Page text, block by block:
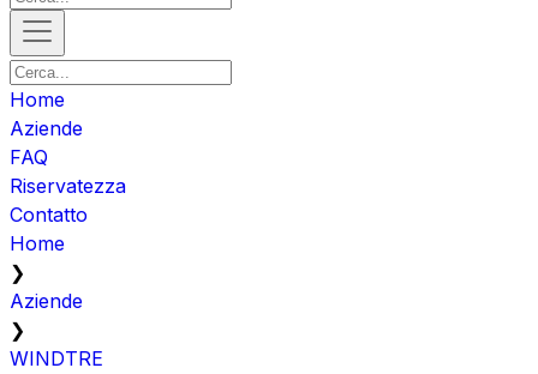
Home
Aziende
FAQ
Riservatezza
Contatto
Home
❯
Aziende
❯
WINDTRE